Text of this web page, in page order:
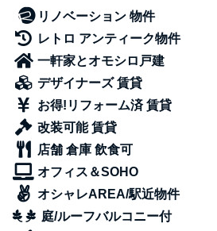
リノベーション 物件
レトロ アンティーク物件
一軒家とオモシロ戸建
デザイナーズ 賃貸
お得!リフォーム済 賃貸
改装可能 賃貸
店舗 倉庫 飲食可
オフィス＆SOHO
オシャレAREA/駅近物件
庭/ルーフバルコニー付